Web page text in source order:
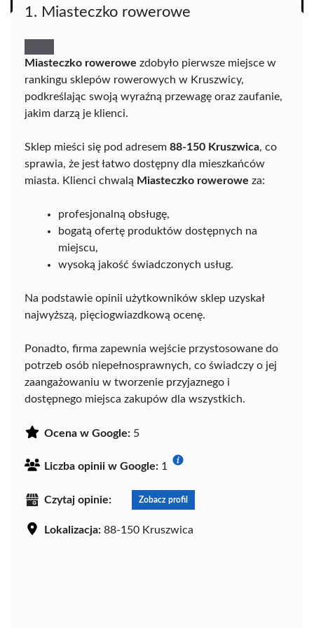
1. Miasteczko rowerowe
Miasteczko rowerowe zdobyło pierwsze miejsce w
rankingu sklepów rowerowych w Kruszwicy,
podkreślając swoją wyraźną przewagę oraz zaufanie,
jakim darzą je klienci.
Sklep mieści się pod adresem 88-150 Kruszwica, co
sprawia, że jest łatwo dostępny dla mieszkańców
miasta. Klienci chwalą Miasteczko rowerowe za:
profesjonalną obsługę,
bogatą ofertę produktów dostępnych na
miejscu,
wysoką jakość świadczonych usług.
Na podstawie opinii użytkowników sklep uzyskał
najwyższą, pięciogwiazdkową ocenę.
Ponadto, firma zapewnia wejście przystosowane do
potrzeb osób niepełnosprawnych, co świadczy o jej
zaangażowaniu w tworzenie przyjaznego i
dostępnego miejsca zakupów dla wszystkich.
Ocena w Google: 5
Liczba opinii w Google: 1
Czytaj opinie: Zobacz profil
Lokalizacja: 88-150 Kruszwica